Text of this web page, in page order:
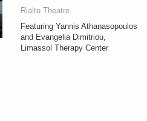
Rialto Theatre
Featuring Yannis Athanasopoulos
and Evangelia Dimitriou,
Limassol Therapy Center